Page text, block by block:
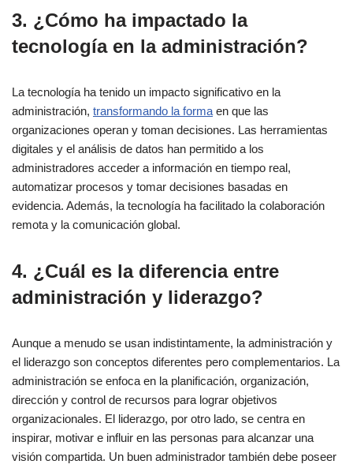
3. ¿Cómo ha impactado la
tecnología en la administración?
La tecnología ha tenido un impacto significativo en la
administración, transformando la forma en que las
organizaciones operan y toman decisiones. Las herramientas
digitales y el análisis de datos han permitido a los
administradores acceder a información en tiempo real,
automatizar procesos y tomar decisiones basadas en
evidencia. Además, la tecnología ha facilitado la colaboración
remota y la comunicación global.
4. ¿Cuál es la diferencia entre
administración y liderazgo?
Aunque a menudo se usan indistintamente, la administración y
el liderazgo son conceptos diferentes pero complementarios. La
administración se enfoca en la planificación, organización,
dirección y control de recursos para lograr objetivos
organizacionales. El liderazgo, por otro lado, se centra en
inspirar, motivar e influir en las personas para alcanzar una
visión compartida. Un buen administrador también debe poseer